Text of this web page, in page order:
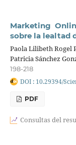
Marketing
sobre la lealtad
Paola Lilibeth Rogel
Patricia Sánchez
198-218
DOI : 10.29394/
PDF
Consultas del